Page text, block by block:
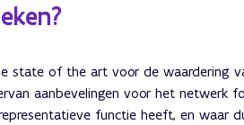
state of the art voor de waardering
aanbevelingen voor het netwerk
functie heeft, en waar